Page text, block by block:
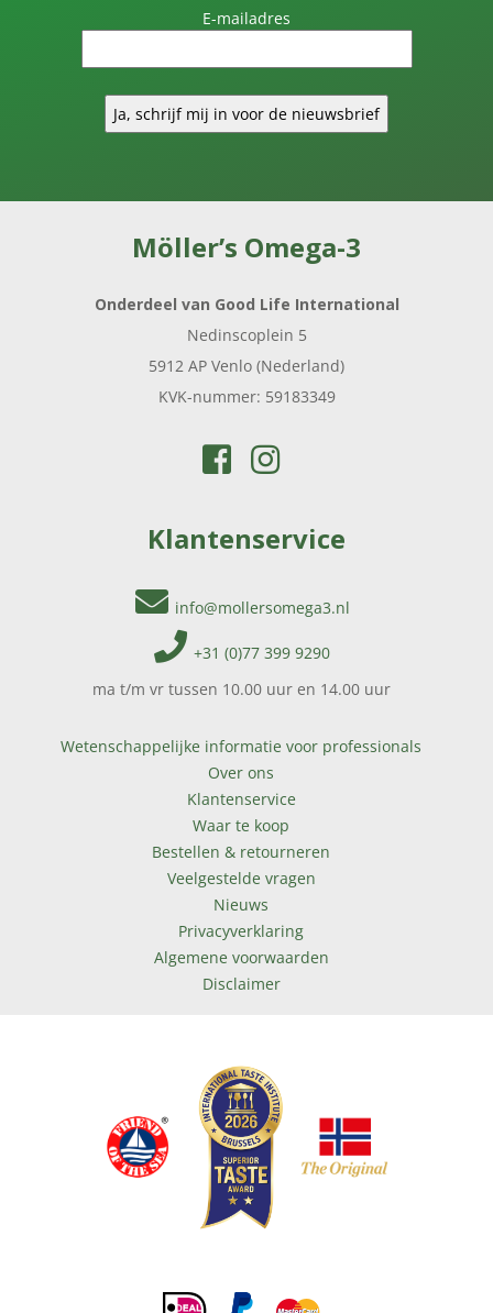
E-mailadres
Möller’s Omega-3
Onderdeel van Good Life International
Nedinscoplein 5
5912 AP Venlo (Nederland)
KVK-nummer: 59183349
Klantenservice
info@mollersomega3.nl
+31 (0)77 399 9290
ma t/m vr tussen 10.00 uur en 14.00 uur
Wetenschappelijke informatie voor professionals
Over ons
Klantenservice
Waar te koop
Bestellen & retourneren
Veelgestelde vragen
Nieuws
Privacyverklaring
Algemene voorwaarden
Disclaimer